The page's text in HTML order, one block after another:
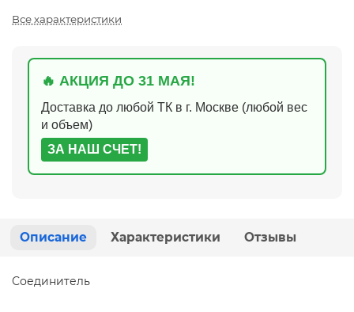
Все характеристики
🔥 АКЦИЯ ДО 31 МАЯ!
Доставка до любой ТК в г. Москве (любой вес
и объем)
ЗА НАШ СЧЕТ!
Описание Характеристики Отзывы
Соединитель